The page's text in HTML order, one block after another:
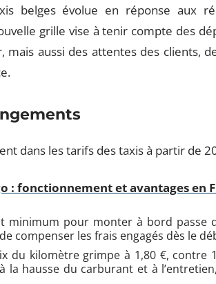
belges évolue en réponse aux
grille vise à tenir compte des
mais aussi des attentes des clients,
dans les tarifs des taxis à partir de
: fonctionnement et avantages en
minimum pour monter à bord passe
compenser les frais engagés dès le
du kilomètre grimpe à 1,80 €, contre
la hausse du carburant et à